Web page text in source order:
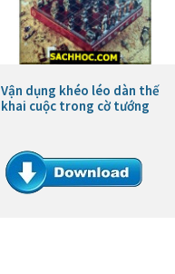
Vận dụng khéo léo dàn thế
khai cuộc trong cờ tướng